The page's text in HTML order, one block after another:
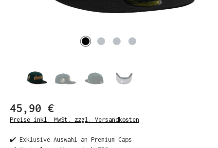
45,90 €
Preise inkl. MwSt. zzgl. Versandkosten
✔️ Exklusive Auswahl an Premium Caps